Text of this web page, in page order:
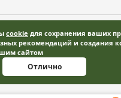
— Московская область Все
на сайте, не является
характер.
cookie для сохранения ваших
рекомендаций и создания
сайтом
Отлично